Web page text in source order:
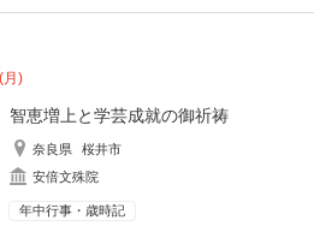
月)
智恵増上と学芸成就の御祈祷
奈良県
桜井市
安倍文殊院
年中行事・歳時記